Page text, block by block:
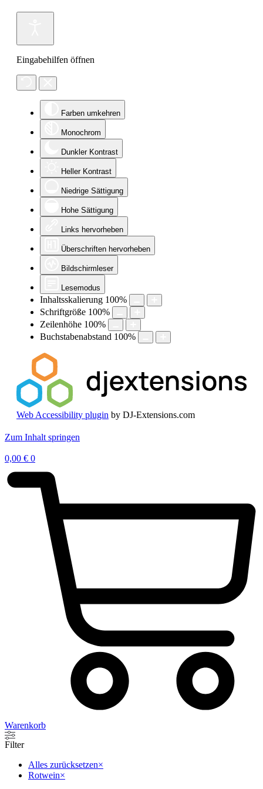
Eingabehilfen öffnen
Farben umkehren
Monochrom
Dunkler Kontrast
Heller Kontrast
Niedrige Sättigung
Hohe Sättigung
Links hervorheben
Überschriften hervorheben
Bildschirmleser
Lesemodus
Inhaltsskalierung 100%
Schriftgröße 100%
Zeilenhöhe 100%
Buchstabenabstand 100%
Web Accessibility plugin by DJ-Extensions.com
Zum Inhalt springen
0,00 € 0
Warenkorb
Filter
Alles zurücksetzen×
Rotwein×